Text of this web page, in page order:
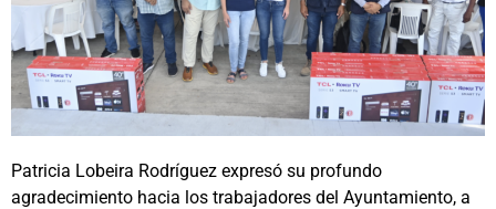
Patricia Lobeira Rodríguez expresó su profundo
agradecimiento hacia los trabajadores del Ayuntamiento, a